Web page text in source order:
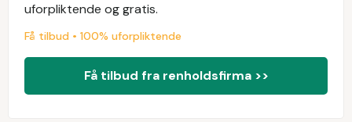
uforpliktende og gratis.
Få tilbud • 100% uforpliktende
Få tilbud fra renholdsfirma >>